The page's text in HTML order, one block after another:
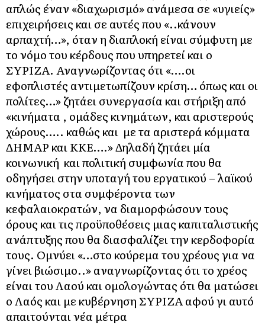
απλώς έναν «διαχωρισμό» ανάμεσα σε «υγιείς»
επιχειρήσεις και σε αυτές που «..κάνουν
αρπαχτή…», όταν η διαπλοκή είναι σύμφυτη με
το νόμο του κέρδους που υπηρετεί και ο
ΣΥΡΙΖΑ. Αναγνωρίζοντας ότι «….οι
εφοπλιστές αντιμετωπίζουν κρίση… όπως και οι
πολίτες…» ζητάει συνεργασία και στήριξη από
«κινήματα , ομάδες κινημάτων, και αριστερούς
χώρους….. καθώς και με τα αριστερά κόμματα
ΔΗΜΑΡ και ΚΚΕ….» Δηλαδή ζητάει μία
κοινωνική και πολιτική συμφωνία που θα
οδηγήσει στην υποταγή του εργατικού – λαϊκού
κινήματος στα συμφέροντα των
κεφαλαιοκρατών, να διαμορφώσουν τους
όρους και τις προϋποθέσεις μιας καπιταλιστικής
ανάπτυξης που θα διασφαλίζει την κερδοφορία
τους. Ομνύει «…στο κούρεμα του χρέους για να
γίνει βιώσιμο..» αναγνωρίζοντας ότι το χρέος
είναι του Λαού και ομολογώντας ότι θα ματώσει
ο Λαός και με κυβέρνηση ΣΥΡΙΖΑ αφού γι αυτό
απαιτούνται νέα μέτρα